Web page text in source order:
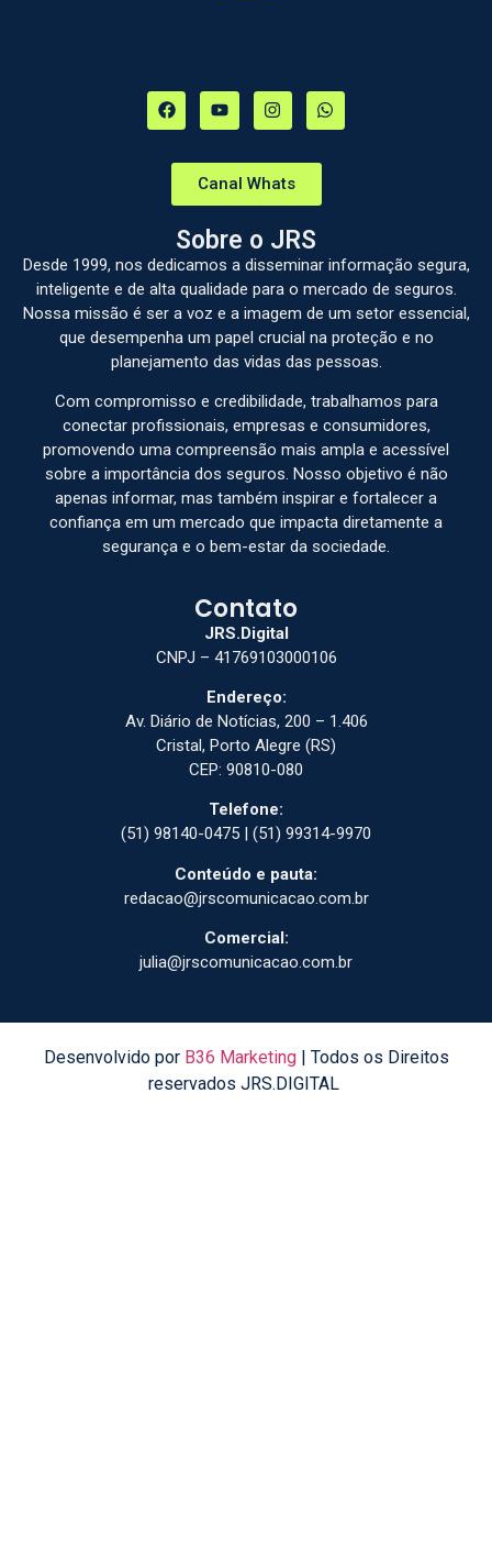
Canal Whats
Sobre o JRS
Desde 1999, nos dedicamos a disseminar informação segura,
inteligente e de alta qualidade para o mercado de seguros.
Nossa missão é ser a voz e a imagem de um setor essencial,
que desempenha um papel crucial na proteção e no
planejamento das vidas das pessoas.
Com compromisso e credibilidade, trabalhamos para
conectar profissionais, empresas e consumidores,
promovendo uma compreensão mais ampla e acessível
sobre a importância dos seguros. Nosso objetivo é não
apenas informar, mas também inspirar e fortalecer a
confiança em um mercado que impacta diretamente a
segurança e o bem-estar da sociedade.
Contato
JRS.Digital
CNPJ – 41769103000106
Endereço:
Av. Diário de Notícias, 200 – 1.406
Cristal, Porto Alegre (RS)
CEP: 90810-080
Telefone:
(51) 98140-0475 | (51) 99314-9970
Conteúdo e pauta:
redacao@jrscomunicacao.com.br
Comercial:
julia@jrscomunicacao.com.br
Desenvolvido por B36 Marketing| Todos os Direitos
reservados JRS.DIGITAL